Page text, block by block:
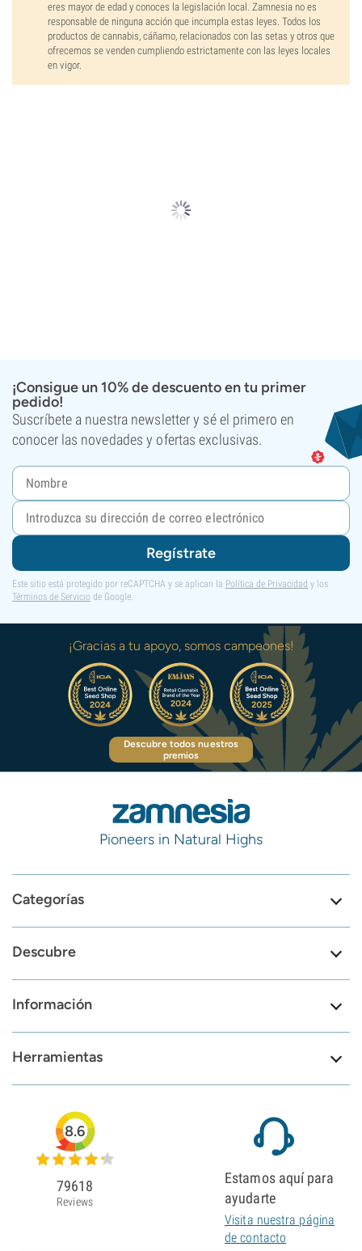
eres mayor de edad y conoces la legislación local. Zamnesia no es
responsable de ninguna acción que incumpla estas leyes. Todos los
productos de cannabis, cáñamo, relacionados con las setas y otros que
ofrecemos se venden cumpliendo estrictamente con las leyes locales
en vigor.
¡Consigue un 10% de descuento en tu primer
pedido!
Suscríbete a nuestra newsletter y sé el primero en
conocer las novedades y ofertas exclusivas.
Regístrate
Este sitio está protegido por reCAPTCHA y se aplican la Política de Privacidad y los
Términos de Servicio de Google.
¡Gracias a tu apoyo, somos campeones!
Descubre todos nuestros
premios
Pioneers in Natural Highs
Categorías
Descubre
Información
Herramientas
8.6
79618
Reviews
Estamos aquí para
ayudarte
Visita nuestra página
de contacto